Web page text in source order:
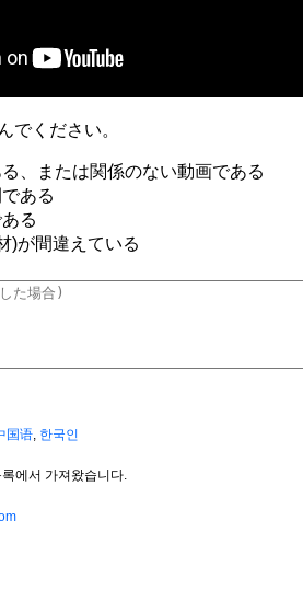
でください。
、または関係のない動画である
ある
る
)が間違えている
国语, 한국인
에서 가져왔습니다.